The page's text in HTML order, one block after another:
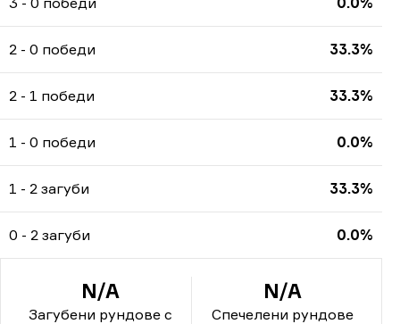
2 - 0 победи 33.3%
2 - 1 победи 33.3%
1 - 0 победи 0.0%
1 - 2 загуби 33.3%
0 - 2 загуби 0.0%
Загубени рундове с
N/A
Спечелени рундове
N/A